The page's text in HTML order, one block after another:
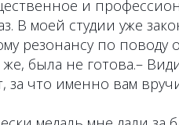
и
В моей студии уже
резонансу по поводу
же, была не готова.–
за что именно вам